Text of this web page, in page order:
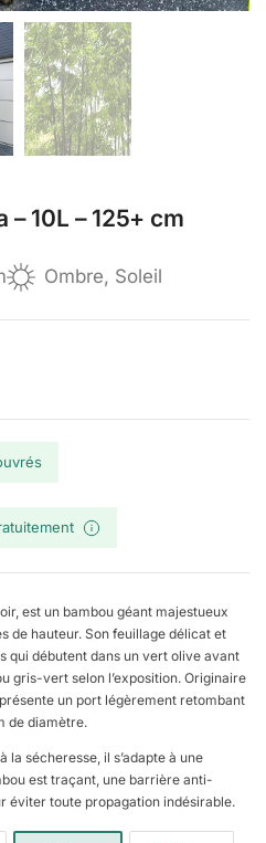
10L – 125+ cm
Ombre, Soleil
est un bambou géant majestueux
de hauteur. Son feuillage délicat et
qui débutent dans un vert olive avant
gris-vert selon l’exposition. Originaire
un port légèrement retombant
de diamètre.
la sécheresse, il s’adapte à une
est traçant, une barrière anti-
éviter toute propagation indésirable.